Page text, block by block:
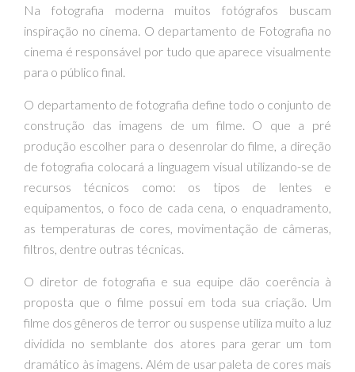
Na fotografia moderna muitos fotógrafos buscam
inspiração no cinema. O departamento de Fotografia no
cinema é responsável por tudo que aparece visualmente
para o público final.
O departamento de fotografia define todo o conjunto de
construção das imagens de um filme. O que a pré
produção escolher para o desenrolar do filme, a direção
de fotografia colocará a linguagem visual utilizando-se de
recursos técnicos como: os tipos de lentes e
equipamentos, o foco de cada cena, o enquadramento,
as temperaturas de cores, movimentação de câmeras,
filtros, dentre outras técnicas.
O diretor de fotografia e sua equipe dão coerência à
proposta que o filme possui em toda sua criação. Um
filme dos gêneros de terror ou suspense utiliza muito a luz
dividida no semblante dos atores para gerar um tom
dramático às imagens. Além de usar paleta de cores mais